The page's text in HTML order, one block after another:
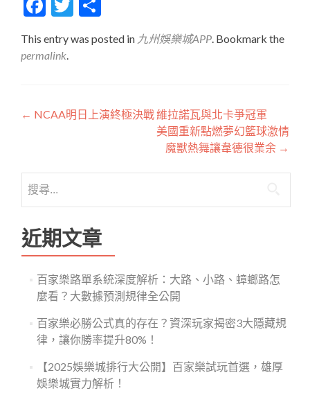
This entry was posted in 九州娛樂城APP. Bookmark the
permalink.
文
導
覽
← NCAA明日上演終極決戰 維拉諾瓦與北卡爭冠軍
美國重新點燃夢幻籃球激情
魔獸熱舞讓韋德很業余 →
尋
鍵
字:
近期文章
百家樂路單系統深度解析：大路、小路、蟑螂路怎
麼看？大數據預測規律全公開
百家樂必勝公式真的存在？資深玩家揭密3大隱藏規
律，讓你勝率提升80%！
【2025娛樂城排行大公開】百家樂試玩首選，雄厚
娛樂城實力解析！